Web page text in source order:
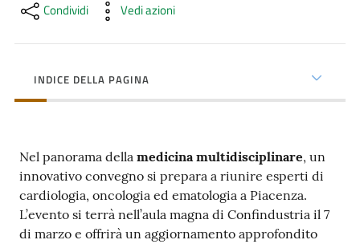
territorio
Studiare
a
Piacenza
Condividi Vedi azioni
INDICE DELLA PAGINA
Nel panorama della medicina multidisciplinare, un
innovativo convegno si prepara a riunire esperti di
cardiologia, oncologia ed ematologia a Piacenza.
L’evento si terrà nell’aula magna di Confindustria il 7
di marzo e offrirà un aggiornamento approfondito